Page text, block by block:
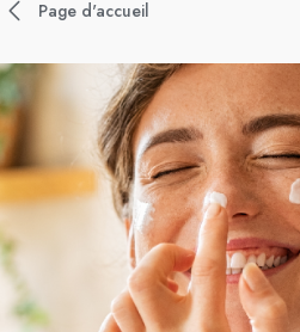
Page d'accueil